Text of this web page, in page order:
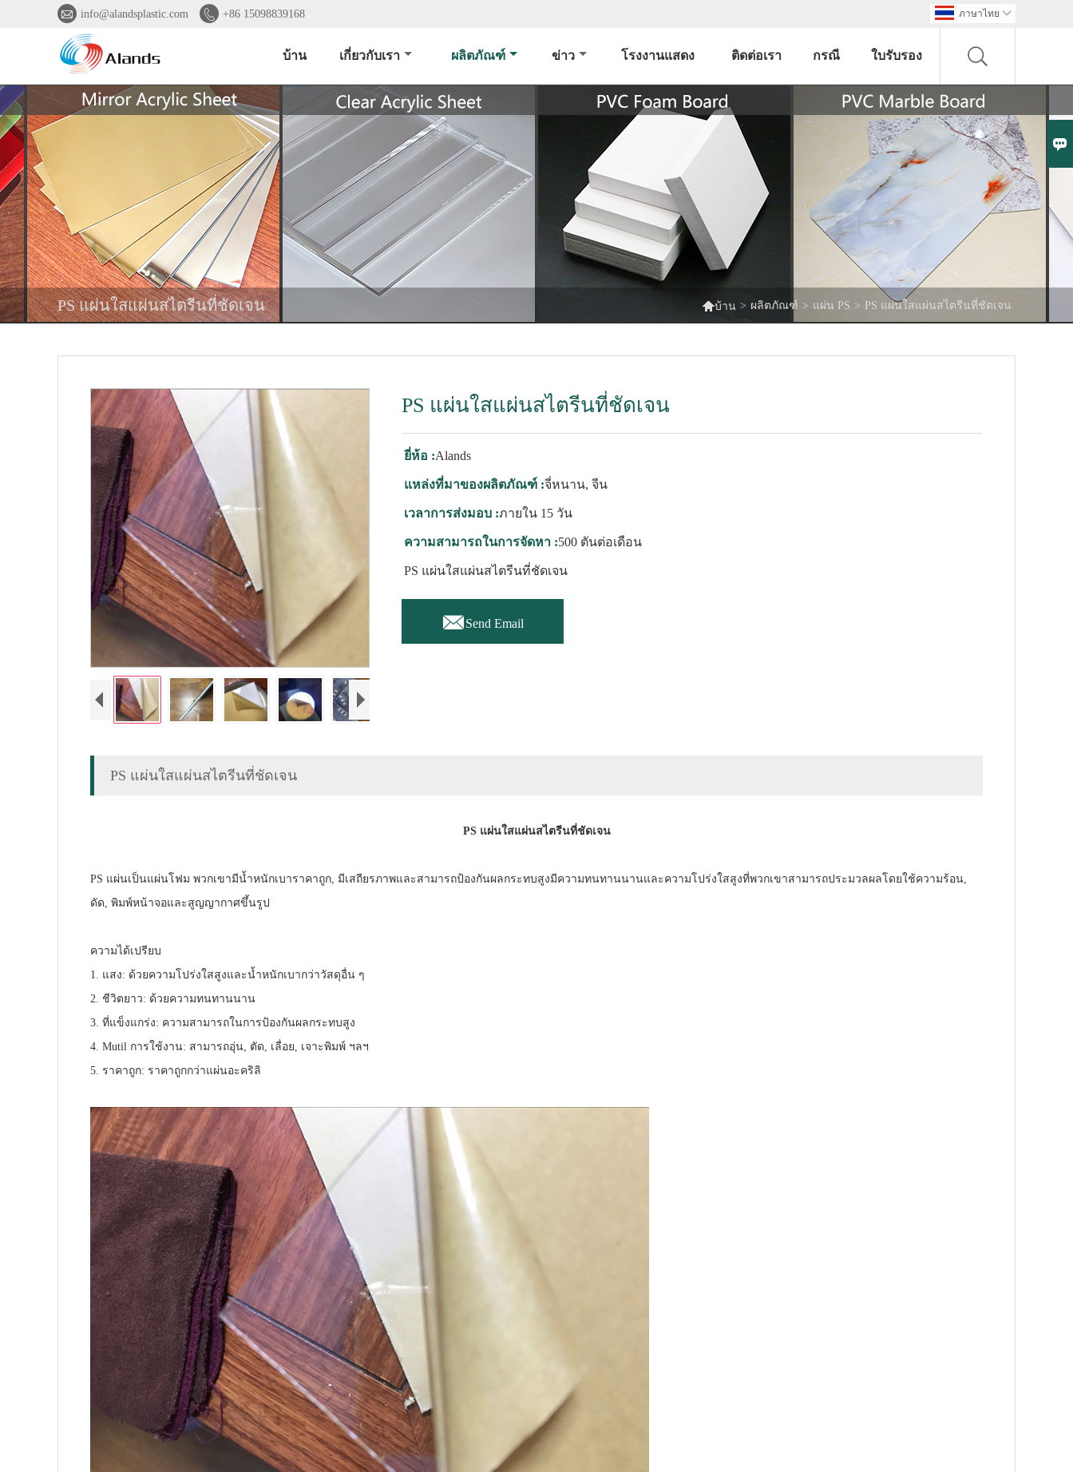

 info@alandsplastic.com  +86 15098839168 ภาษาไทย 
บ้าน เกี่ยวกับเรา ผลิตภัณฑ์ ข่าว โรงงานแสดง ติดต่อเรา กรณี ใบรับรอง
PS แผ่นใสแผ่นสไตรีนที่ชัดเจน บ้าน > ผลิตภัณฑ์ > แผ่น PS > PS แผ่นใสแผ่นสไตรีนที่ชัดเจน
PS แผ่นใสแผ่นสไตรีนที่ชัดเจน
ยี่ห้อ :Alands
แหล่งที่มาของผลิตภัณฑ์ :จี่หนาน, จีน
เวลาการส่งมอบ :ภายใน 15 วัน
ความสามารถในการจัดหา :500 ตันต่อเดือน
PS แผ่นใสแผ่นสไตรีนที่ชัดเจน
Send Email
PS แผ่นใสแผ่นสไตรีนที่ชัดเจน
PS แผ่นใสแผ่นสไตรีนที่ชัดเจน
PS แผ่นเป็นแผ่นโฟม พวกเขามีน้ำหนักเบาราคาถูก, มีเสถียรภาพและสามารถป้องกันผลกระทบสูงมีความทนทานนานและความโปร่งใสสูงที่พวกเขาสามารถประมวลผลโดยใช้ความร้อน,
ดัด, พิมพ์หน้าจอและสูญญากาศขึ้นรูป
ความได้เปรียบ
1. แสง: ด้วยความโปร่งใสสูงและน้ำหนักเบากว่าวัสดุอื่น ๆ
2. ชีวิตยาว: ด้วยความทนทานนาน
3. ที่แข็งแกร่ง: ความสามารถในการป้องกันผลกระทบสูง
4. Mutil การใช้งาน: สามารถอุ่น, ตัด, เลื่อย, เจาะพิมพ์ ฯลฯ
5. ราคาถูก: ราคาถูกกว่าแผ่นอะคริลิ